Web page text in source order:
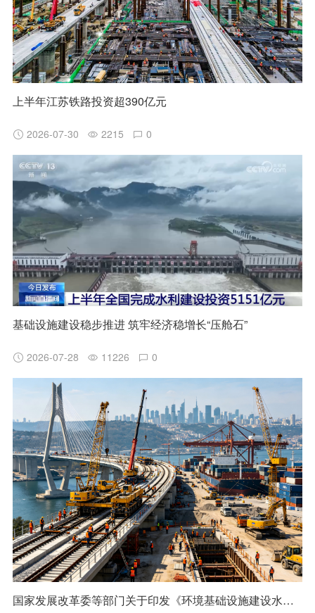
上半年江苏铁路投资超390亿元
2026-07-30 2215 0
基础设施建设稳步推进 筑牢经济稳增长“压舱石”
2026-07-28 11226 0
国家发展改革委等部门关于印发《环境基础设施建设水平提升行动（2023—2025年）》的通知 发改环资〔2023〕1046号